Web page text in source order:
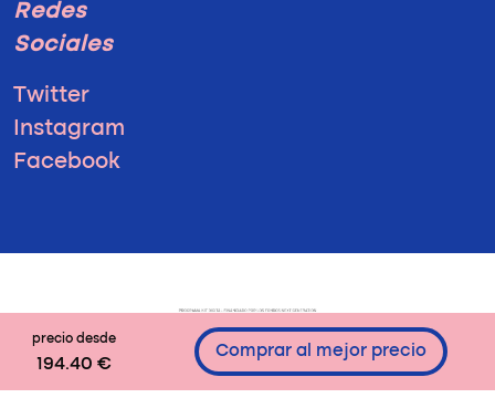
precio desde
194.40 €
Comprar al mejor precio
Redes
Sociales
Twitter
Instagram
Facebook